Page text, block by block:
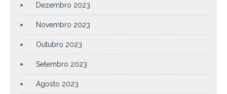
Dezembro 2023
Novembro 2023
Outubro 2023
Setembro 2023
Agosto 2023